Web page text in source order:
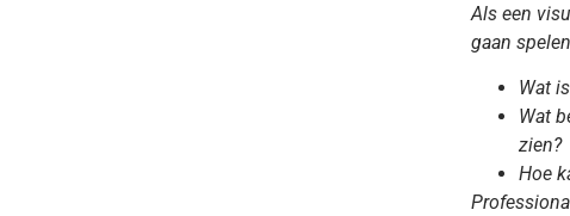
Als een
gaan
Wat
Wat
zien?
Hoe